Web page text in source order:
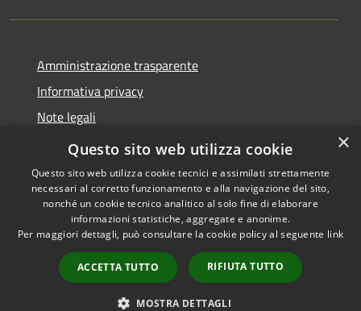
Amministrazione trasparente
Informativa privacy
Note legali
Dichiarazione di accessibilità
Accessibilità
Copyright © 2026 • Comune di
Castiglione della Pescaia •
Powered byMunicipium
Accesso redazione
×
Questo sito web utilizza cookie
Questo sito web utilizza cookie tecnici e assimilati strettamente
necessari al corretto funzionamento e alla navigazione del sito,
nonché un cookie tecnico analitico al solo fine di elaborare
informazioni statistiche, aggregate e anonime.
Per maggiori dettagli, può consultare la cookie policy al seguente link
ACCETTA TUTTO RIFIUTA TUTTO
MOSTRA DETTAGLI